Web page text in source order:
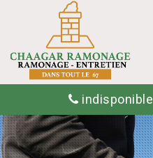
indisponible